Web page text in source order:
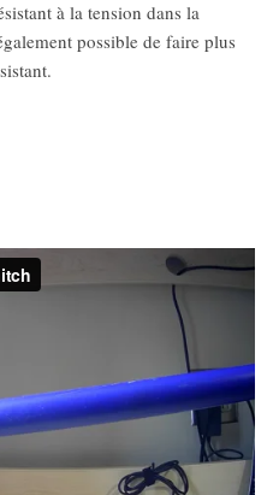
à la tension dans la
possible de faire plus